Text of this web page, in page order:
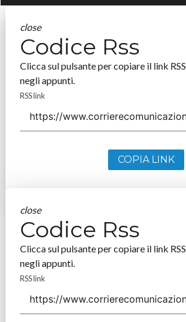
close
Codice Rss
Clicca sul pulsante per copiare il link RSS
negli appunti.
RSS link
COPIA LINK
close
Codice Rss
Clicca sul pulsante per copiare il link RSS
negli appunti.
RSS link